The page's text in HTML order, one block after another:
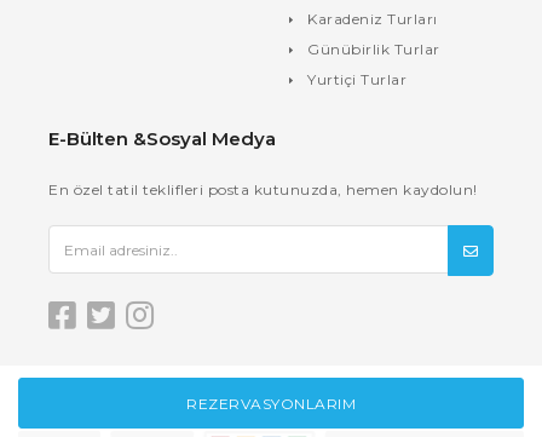
Karadeniz Turları
Günübirlik Turlar
Yurtiçi Turlar
E-Bülten &Sosyal Medya
En özel tatil teklifleri posta kutunuzda, hemen kaydolun!
REZERVASYONLARIM